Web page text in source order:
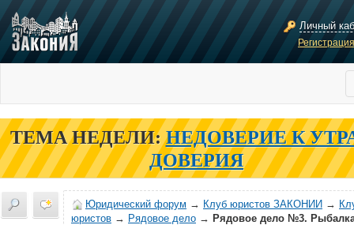
Личный
ТЕМА НЕДЕЛИ: НЕДОВЕРИЕ К
ДОВЕРИЯ
Юридический форум → Клуб юристов ЗАКОНИИ →
юристов → Рядовое дело → Рядовое дело №3.